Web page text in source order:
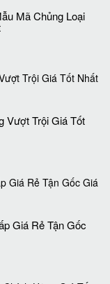
Mã Chủng Loại
Vượt Trội Giá Tốt
Giá Rẻ Tận Gốc